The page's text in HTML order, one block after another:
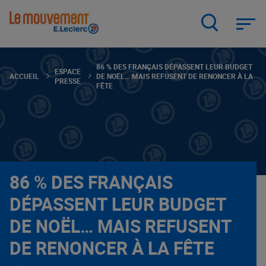
ACCUEIL
ESPACE
PRESSE
86 % DES FRANÇAIS DÉPASSENT LEUR BUDGET
DE NOËL… MAIS REFUSENT DE RENONCER À LA
FÊTE
86 % DES FRANÇAIS
DÉPASSENT LEUR BUDGET
DE NOËL… MAIS REFUSENT
DE RENONCER À LA FÊTE